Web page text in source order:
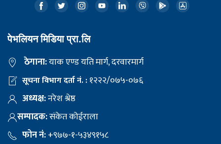
पेभलियन मिडिया प्रा.लि
ठेगाना:याक एण्ड यति मार्ग, दरवारमार्ग
सूचना विभाग दर्ता नं. :१२२२/०७५-०७६
अध्यक्ष:नरेश श्रेष्ठ
सम्पादक:संकेत कोईराला
फोन नं:+९७७-१-५३४९१५८